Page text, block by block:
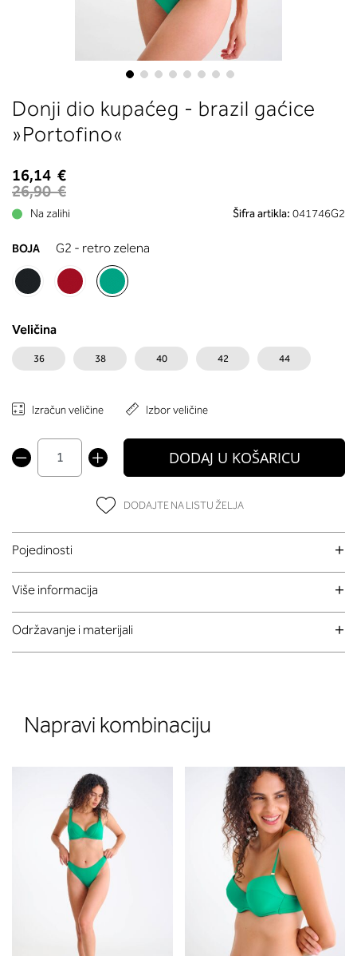
to
the
beginning
the
images
gallery
Donji dio kupaćeg - brazil gaćice
»Portofino«
16,14 €
26,90 €
Na zalihi Šifra artikla: 041746G2
BOJA G2 - retro zelena
Veličina
36 38 40 42 44
Izračun veličine Izbor veličine
DODAJ U KOŠARICU
DODAJTE NA LISTU ŽELJA
Pojedinosti
Više informacija
Održavanje i materijali
Napravi kombinaciju
boste prebrali, katera globina
ustreza vaši meri (A, B …) – iščite v
stolpcu, ki ste ga določili s
obsegom.